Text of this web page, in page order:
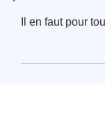
Il en faut pour